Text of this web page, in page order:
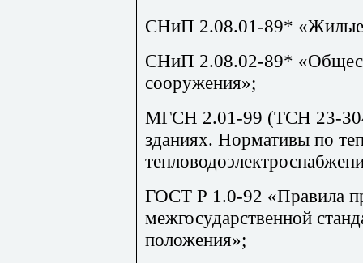
СНиП 2.08.01-89* «Жилые
СНиП 2.08.02-89*
сооружения»;
МГСН 2.01-99 (TCH 23-
зданиях. Нормативы по
ГОСТ Р 1.0-92 «Правила
межгосударственной
положения»;